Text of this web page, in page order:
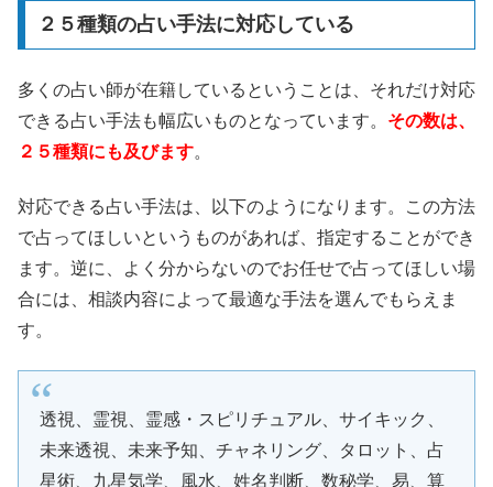
２５種類の占い手法に対応している
多くの占い師が在籍しているということは、それだけ対応
できる占い手法も幅広いものとなっています。 その数は、
２５種類にも及びます。
対応できる占い手法は、以下のようになります。この方法
で占ってほしいというものがあれば、指定することができ
ます。逆に、よく分からないのでお任せで占ってほしい場
合には、相談内容によって最適な手法を選んでもらえま
す。
透視、霊視、霊感・スピリチュアル、サイキック、
未来透視、未来予知、チャネリング、タロット、占
星術、九星気学、風水、姓名判断、数秘学、易、算